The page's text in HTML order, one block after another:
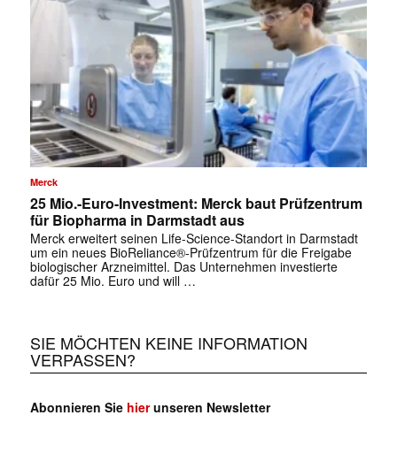
✕
Merck
25 Mio.-Euro-Investment: Merck baut Prüfzentrum
für Biopharma in Darmstadt aus
Merck erweitert seinen Life-Science-Standort in Darmstadt
um ein neues BioReliance®-Prüfzentrum für die Freigabe
biologischer Arzneimittel. Das Unternehmen investierte
dafür 25 Mio. Euro und will …
SIE MÖCHTEN KEINE INFORMATION
VERPASSEN?
Abonnieren Sie hierunseren Newsletter